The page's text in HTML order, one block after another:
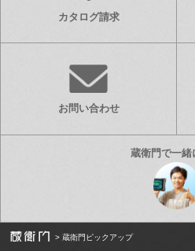
カタログ請求
お問い合わせ
蔵衛門ピックアップ